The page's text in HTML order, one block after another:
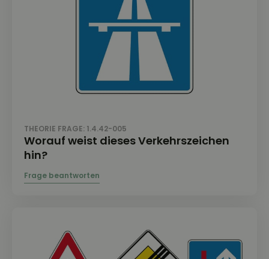
THEORIE FRAGE: 1.4.42-005
Worauf weist dieses Verkehrszeichen
hin?